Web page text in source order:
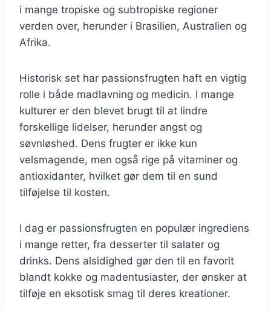
i mange tropiske og subtropiske regioner
verden over, herunder i Brasilien, Australien og
Afrika.
Historisk set har passionsfrugten haft en vigtig
rolle i både madlavning og medicin. I mange
kulturer er den blevet brugt til at lindre
forskellige lidelser, herunder angst og
søvnløshed. Dens frugter er ikke kun
velsmagende, men også rige på vitaminer og
antioxidanter, hvilket gør dem til en sund
tilføjelse til kosten.
I dag er passionsfrugten en populær ingrediens
i mange retter, fra desserter til salater og
drinks. Dens alsidighed gør den til en favorit
blandt kokke og madentusiaster, der ønsker at
tilføje en eksotisk smag til deres kreationer.